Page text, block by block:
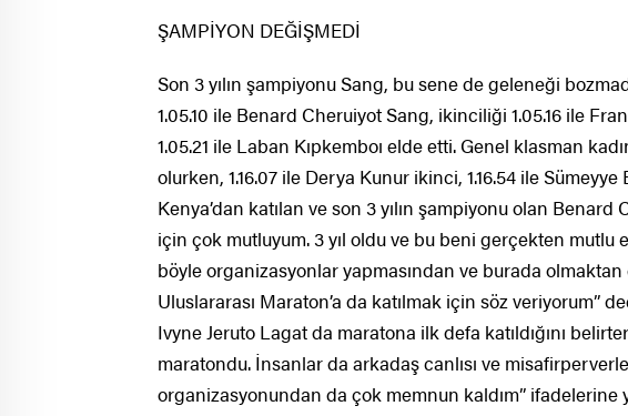
ŞAMPİYON DEĞİŞMEDİ
Son 3 yılın şampiyonu Sang, bu sene de geleneği
1.05.10 ile Benard Cheruiyot Sang, ikinciliği 1.05.16 ile
1.05.21 ile Laban Kıpkemboı elde etti. Genel klasman
olurken, 1.16.07 ile Derya Kunur ikinci, 1.16.54 ile Sümeyye
Kenya’dan katılan ve son 3 yılın şampiyonu olan Benard
için çok mutluyum. 3 yıl oldu ve bu beni gerçekten mutlu
böyle organizasyonlar yapmasından ve burada olmaktan
Uluslararası Maraton’a da katılmak için söz veriyorum”
Ivyne Jeruto Lagat da maratona ilk defa katıldığını
maratondu. İnsanlar da arkadaş canlısı ve
organizasyonundan da çok memnun kaldım” ifadelerine